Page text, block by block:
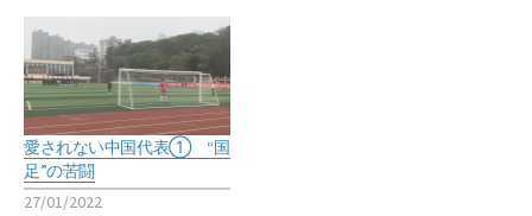
愛されない中国代表① “国
足”の苦闘
27/01/2022